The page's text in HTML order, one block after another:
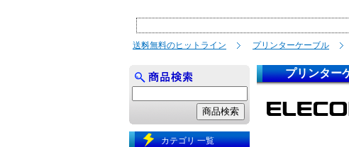
送料無料のヒットライン プリンターケーブル
プリンター
カテゴリ 一覧